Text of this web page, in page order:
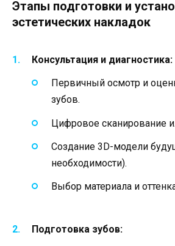
Этапы подготовки и
эстетических накладок
Консультация и диагностика:
Первичный осмотр и
зубов.
Цифровое сканирование
Создание 3D-модели
необходимости).
Выбор материала и
Подготовка зубов: